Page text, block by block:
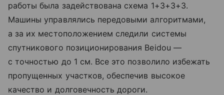
работы была задействована схема 1+3+3+3.
Машины управлялись передовыми алгоритмами,
а за их местоположением следили системы
спутникового позиционирования Beidou —
с точностью до 1 см. Все это позволило избежать
пропущенных участков, обеспечив высокое
качество и долговечность дороги.